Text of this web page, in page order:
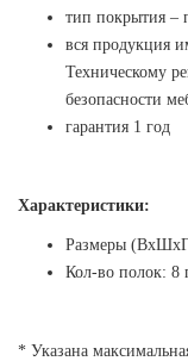
тип покрытия –
вся продукция
Техническому
безопасности
гарантия 1 год
Характеристики:
Размеры
Кол-во полок: 8
* Указана